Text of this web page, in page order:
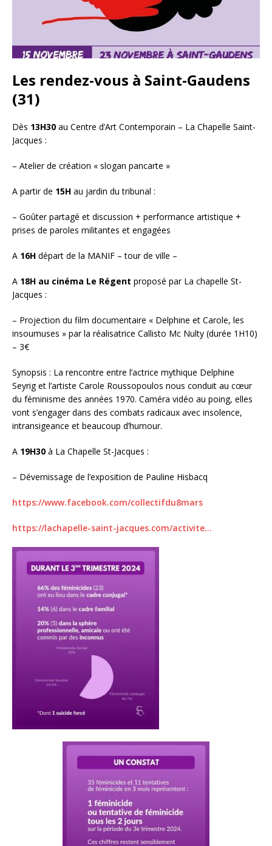
Les rendez-vous à Saint-Gaudens
(31)
Dès 13H30 au Centre d’Art Contemporain – La Chapelle Saint-
Jacques :
– Atelier de création « slogan pancarte »
A partir de 15H au jardin du tribunal :
– Goûter partagé et discussion + performance artistique +
prises de paroles militantes et engagées
A 16H départ de la MANIF – tour de ville –
A 18H au cinéma Le Régent proposé par La chapelle St-
Jacques :
– Projection du film documentaire « Delphine et Carole, les
insoumuses » par la réalisatrice Callisto Mc Nulty (durée 1H10)
– 3€
Synopsis : La rencontre entre l’actrice mythique Delphine
Seyrig et l’artiste Carole Roussopoulos nous conduit au cœur
du féminisme des années 1970. Caméra vidéo au poing, elles
vont s’engager dans des combats radicaux avec insolence,
intransigeance et beaucoup d’humour.
A 19H30 à La Chapelle St-Jacques :
– Dévernissage de l’exposition de Pauline Hisbacq
https://www.facebook.com/collectifdu8mars
https://lachapelle-saint-jacques.com/activite…